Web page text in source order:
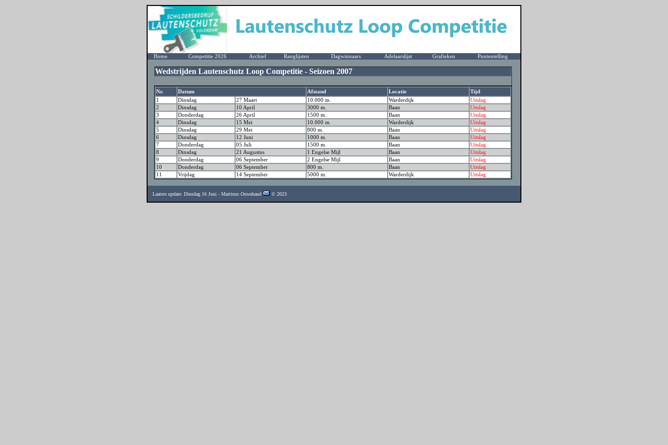
Home Competitie 2026 Archief Ranglijsten Dagwinnaars Adelaarslijst Grafieken Puntentelling
Wedstrijden Lautenschutz Loop Competitie - Seizoen 2007
Nr. Datum Afstand Locatie
Tijd
1
Dinsdag 27 Maart 10.000 m. Warderdijk
Uitslag
2
Dinsdag 10 April 3000 m. Baan
Uitslag
3
Donderdag 26 April 1500 m. Baan
Uitslag
4
Dinsdag 15 Mei 10.000 m. Warderdijk
Uitslag
5
Dinsdag 29 Mei 800 m. Baan
Uitslag
6
Dinsdag 12 Juni 1000 m. Baan
Uitslag
7
Donderdag 05 Juli 1500 m. Baan
Uitslag
8
Dinsdag 21 Augustus 1 Engelse Mijl Baan
Uitslag
9
Donderdag 06 September 2 Engelse Mijl Baan
Uitslag
10
Donderdag 06 September 800 m. Baan
Uitslag
11
Vrijdag 14 September 5000 m. Warderdijk Uitslag
Laatste update: Dinsdag 16 Juni - Martinus Ouwehand © 2023